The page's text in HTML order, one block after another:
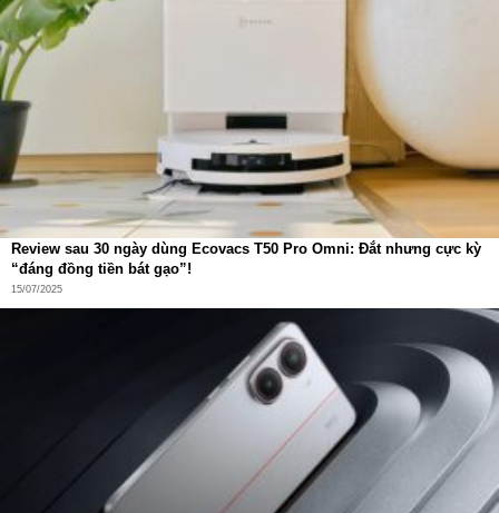
Giám sát nhật ký hành trình (ghi lại lịch sử di
chuyển của đồng hồ lên đến 3 tháng)
Cài đặt vùng an toàn (chế độ hàng rào điện tử) khoanh
vùng an toàn cho trẻ, hệ thống sẽ tự động cảnh báo khi
trẻ ra khỏi hàng rào
Review sau 30 ngày dùng Ecovacs T50 Pro Omni: Đắt nhưng cực kỳ
“đáng đồng tiền bát gạo”!
15/07/2025